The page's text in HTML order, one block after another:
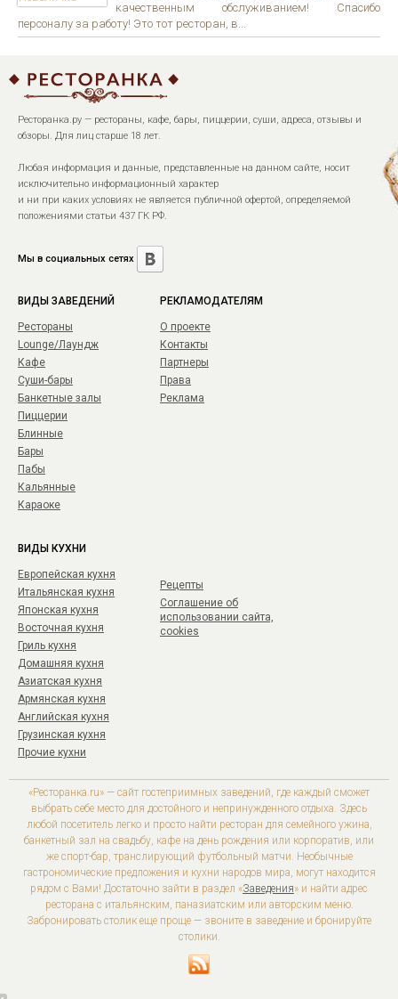
качественным обслуживанием! Спасибо
персоналу за работу! Это тот ресторан, в...
Ресторанка.ру — рестораны, кафе, бары, пиццерии, суши, адреса, отзывы и
обзоры. Для лиц старше 18 лет.
Любая информация и данные, представленные на данном сайте, носит
исключительно информационный характер
и ни при каких условиях не является публичной офертой, определяемой
положениями статьи 437 ГК РФ.
Мы в социальных сетях
ВИДЫ ЗАВЕДЕНИЙ
Рестораны
Lounge/Лаундж
Кафе
Суши-бары
Банкетные залы
Пиццерии
Блинные
Бары
Пабы
Кальянные
Караоке
РЕКЛАМОДАТЕЛЯМ
О проекте
Контакты
Партнеры
Права
Реклама
ВИДЫ КУХНИ
Европейская кухня
Итальянская кухня
Японская кухня
Восточная кухня
Гриль кухня
Домашняя кухня
Азиатская кухня
Армянская кухня
Английская кухня
Грузинская кухня
Прочие кухни
Рецепты
Соглашение об
использовании сайта,
cookies
«Ресторанка.ru» — сайт гостеприимных заведений, где каждый сможет
выбрать себе место для достойного и непринужденного отдыха. Здесь
любой посетитель легко и просто найти ресторан для семейного ужина,
банкетный зал на свадьбу, кафе на день рождения или корпоратив, или
же спорт-бар, транслирующий футбольный матчи. Необычные
гастрономические предложения и кухни народов мира, могут находится
рядом с Вами! Достаточно зайти в раздел «Заведения» и найти адрес
ресторана с итальянским, паназиатским или авторским меню.
Забронировать столик еще проще — звоните в заведение и бронируйте
столики.